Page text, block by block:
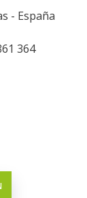
- España
364